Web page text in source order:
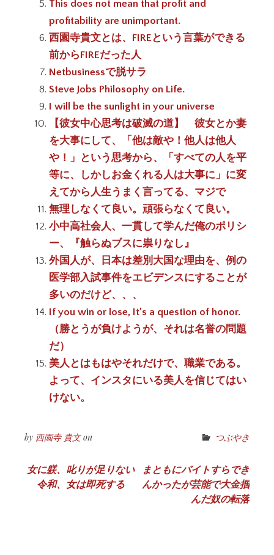
This does not mean that profit and
profitability are unimportant.
西園寺貴文とは、FIREという言葉ができる
前からFIREだった人
Netbusinessで脱サラ
Steve Jobs Philosophy on Life.
I will be the sunlight in your universe
【彼女中心思考は破滅の道】 彼女とか妻
を大事にして、「他は敵や！他人は他人
や！」という思考から、「すべての人を平
等に、しかしお金くれる人は大事に」に変
えてから人生うまく言ってる、マジで
無理しなくて良い。頑張らなくて良い。
小中高社会人、一貫して学んだ俺のポリシ
ー、『触らぬブスに祟りなし』
外国人が、日本は差別大国な理由を、例の
医学部入試事件をエビデンスにすることが
多いのだけど、、、
If you win or lose, It’s a question of honor.
（勝とうが負けようが、それは名誉の問題
だ）
美人とはもはやそれだけで、職業である。
よって、インスタにいる美人を信じてはい
けない。
by 西園寺 貴文on つぶやき
投
稿
女に躾、叱りが足りない
令和、女は即死する
まともにバイトすらでき
んかったが芸能で大金掴
んだ奴の転落